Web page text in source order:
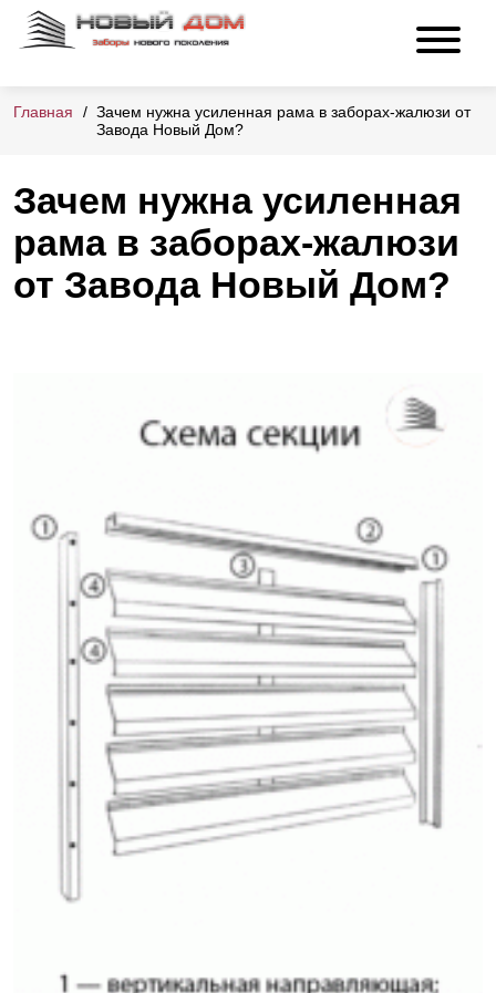
Главная
Зачем нужна усиленная рама в заборах-жалюзи от
Завода Новый Дом?
Зачем нужна усиленная
рама в заборах-жалюзи
от Завода Новый Дом?